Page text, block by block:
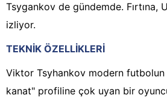
Tsygankov de gündemde. Fırtına,
izliyor.
TEKNİK ÖZELLİKLERİ
Viktor Tsyhankov modern futbolun
kanat" profiline çok uyan bir